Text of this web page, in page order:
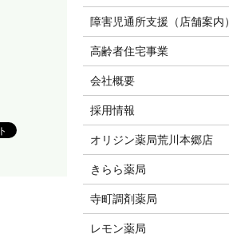
障害児通所支援（店舗案内）
高齢者住宅事業
会社概要
採用情報
オリジン薬局荒川本郷店
きらら薬局
寺町調剤薬局
レモン薬局